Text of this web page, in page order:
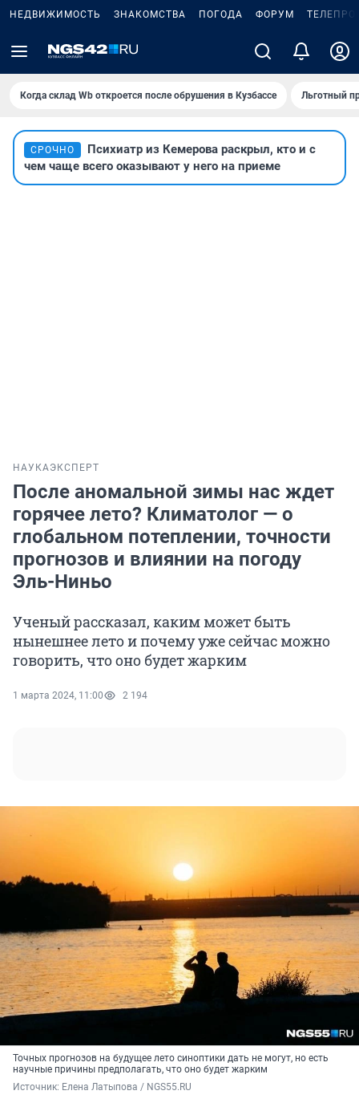
НЕДВИЖИМОСТЬ ЗНАКОМСТВА ПОГОДА ФОРУМ
Когда склад Wb откроется после обрушения в Кузбассе Льготный
СРОЧНО
Психиатр из Кемерова раскрыл, кто и с
чем чаще всего оказывают у него на приеме
НАУКАЭКСПЕРТ
После аномальной зимы нас ждет
горячее лето? Климатолог — о
глобальном потеплении, точности
прогнозов и влиянии на погоду
Эль-Ниньо
Ученый рассказал, каким может быть
нынешнее лето и почему уже сейчас можно
говорить, что оно будет жарким
1 марта 2024, 11:00 2 194
Точных прогнозов на будущее лето синоптики дать не могут, но есть
научные причины предполагать, что оно будет жарким
Источник: Елена Латыпова / NGS55.RU